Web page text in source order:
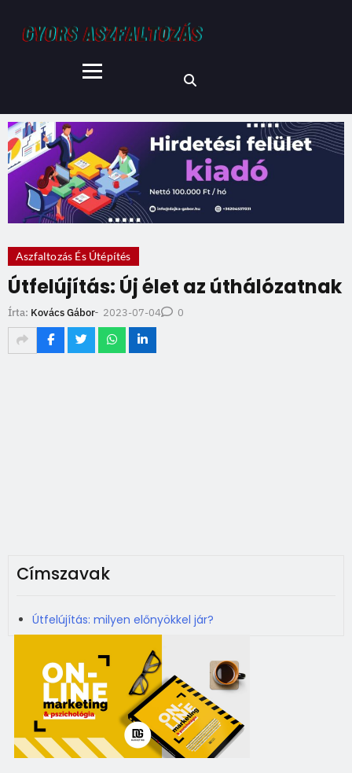
Aszfaltozás És Útépítés
Útfelújítás: Új élet az úthálózatnak
Írta: Kovács Gábor- 2023-07-04 0
Címszavak
Útfelújítás: milyen előnyökkel jár?